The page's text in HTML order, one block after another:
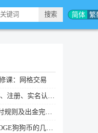
简体 繁
课：网格交易
、买币转账新手实操教程
及出金完整流程
币的几个方式汇总